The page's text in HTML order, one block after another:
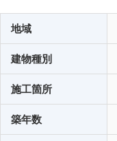
地域
建物種別
施工箇所
築年数